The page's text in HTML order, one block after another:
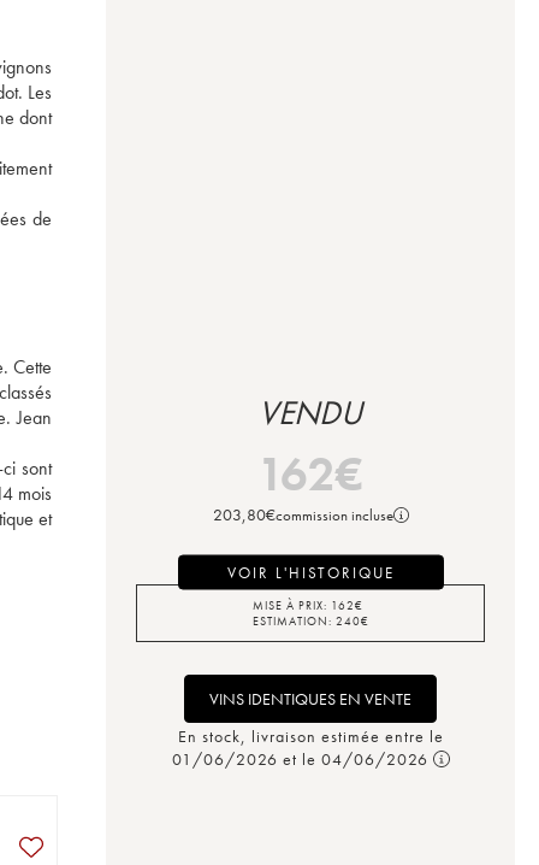
Les
dont
de
Cette
Jean
sont
mois
et
VENDU
162€
203,80€commission incluse
VOIR L'HISTORIQUE
MISE À PRIX: 162€
ESTIMATION: 240€
VINS IDENTIQUES EN VENTE
En stock, livraison estimée entre le
01/06/2026 et le 04/06/2026